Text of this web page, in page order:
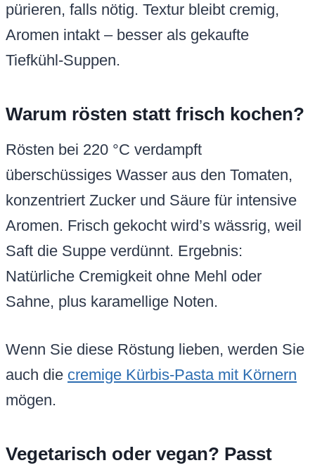
pürieren, falls nötig. Textur bleibt cremig,
Aromen intakt – besser als gekaufte
Tiefkühl-Suppen.
Warum rösten statt frisch kochen?
Rösten bei 220 °C verdampft
überschüssiges Wasser aus den Tomaten,
konzentriert Zucker und Säure für intensive
Aromen. Frisch gekocht wird’s wässrig, weil
Saft die Suppe verdünnt. Ergebnis:
Natürliche Cremigkeit ohne Mehl oder
Sahne, plus karamellige Noten.
Wenn Sie diese Röstung lieben, werden Sie
auch die cremige Kürbis-Pasta mit Körnern
mögen.
Vegetarisch oder vegan? Passt